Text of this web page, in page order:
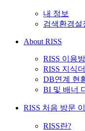
내 정보
검색환경설
About RISS
RISS 이용
RISS 지식더
DB연계 현
BI 및 배너
RISS 처음 방문
RISS란?